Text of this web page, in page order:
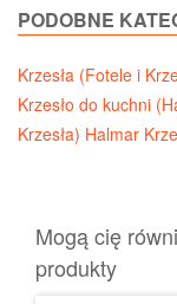
PODOBNE
Krzesła (Fotele i
Krzesło do kuchni
Krzesła) Halmar
Mogą cię
produkty